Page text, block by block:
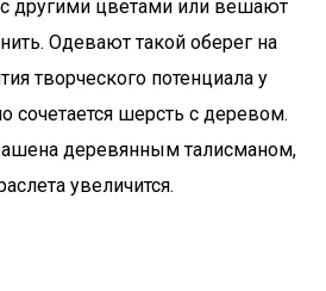
с другими цветами или вешают
Одевают такой оберег на
творческого потенциала у
сочетается шерсть с деревом.
деревянным талисманом,
увеличится.